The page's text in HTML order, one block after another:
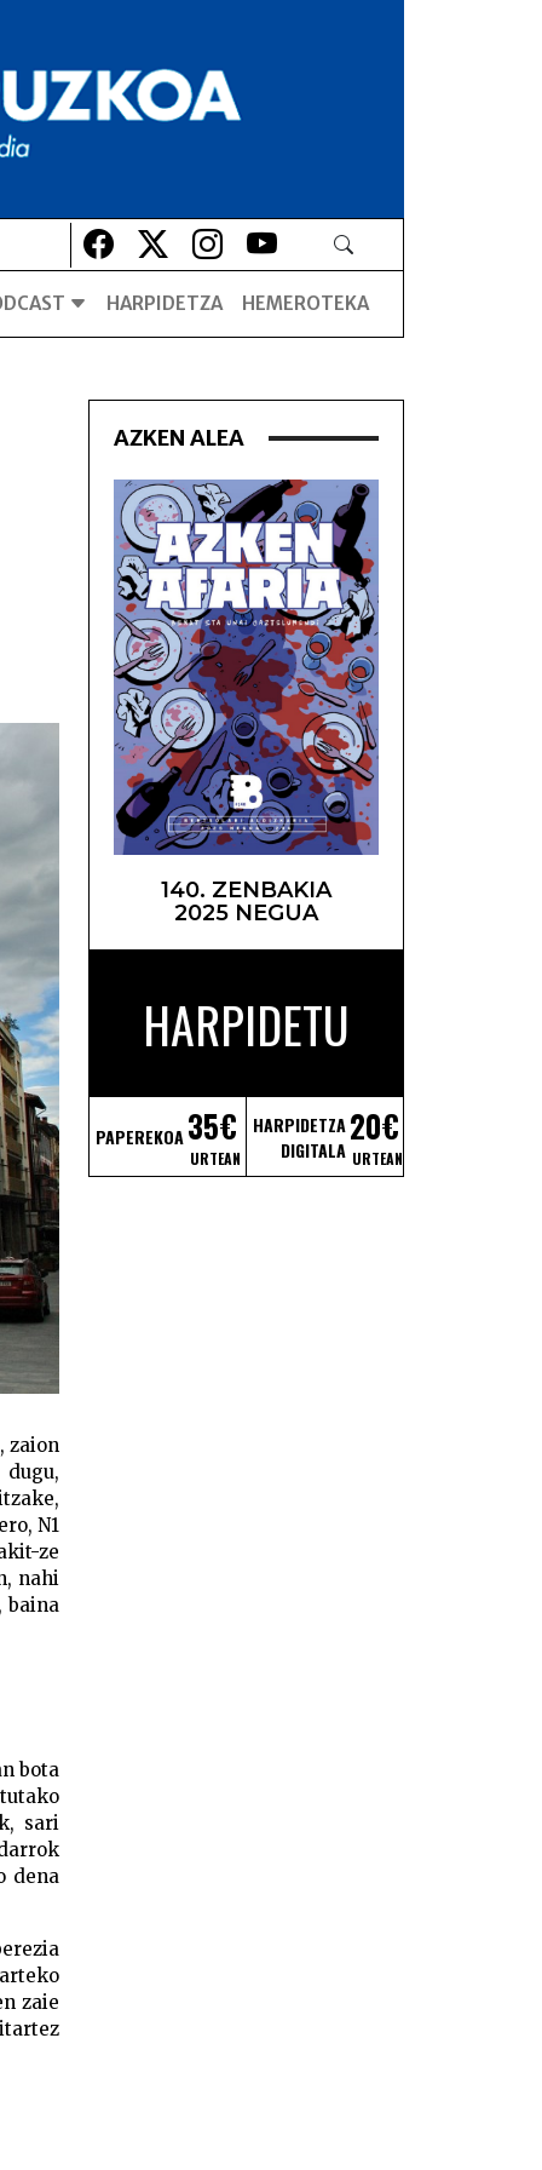
Lehio berrian irekiko da
Lehio berrian irekiko da
Lehio berrian irekiko da
Lehio berrian irekiko da
HARPIDETZA HEMEROTEKA
zaion
N1
ze
nahi
baina
bota
sari
dena
zaie
AZKEN ALEA
140. ZENBAKIA
2025 NEGUA
HARPIDETU
PAPEREKOA35€
URTEAN
HARPIDETZA
DIGITALA
20€
URTEAN